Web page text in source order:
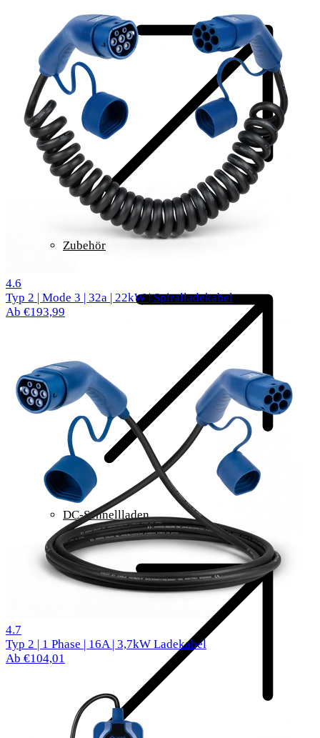
Zubehör
DC-Schnellladen
4.6
Typ 2 | Mode 3 | 32a | 22kW | Spiralladekabel
Ab €193,99
4.7
Typ 2 | 1 Phase | 16A | 3,7kW Ladekabel
Ab €104,01